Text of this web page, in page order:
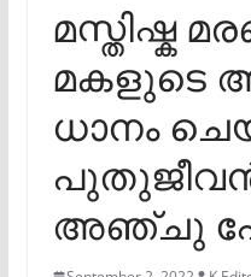
മസ്തിഷ്ക
മകളുടെ
ധാനം
പുതുജീവൻ
അഞ്ചു